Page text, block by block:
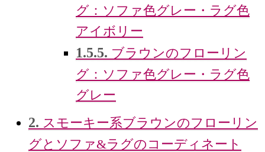
グ：ソファ色グレー・ラグ色
アイボリー
1.5.5. ブラウンのフローリン
グ：ソファ色グレー・ラグ色
グレー
2. スモーキー系ブラウンのフローリン
グとソファ&ラグのコーディネート